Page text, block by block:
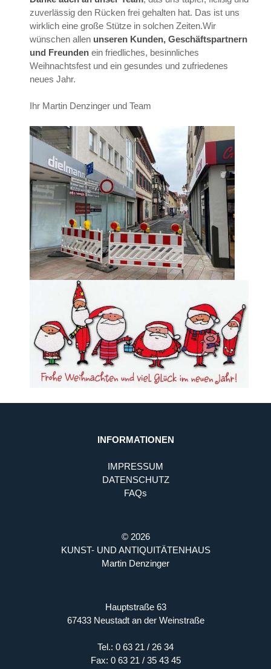
zuverlässig den Rücken frei gehalten hat. Das ist uns
wirklich eine große Stütze in solchen Zeiten.Wir
wünschen allen unseren Kunden, Geschäftspartnern
und Freunden ein friedliches, besinnliches
Weihnachtsfest und ein gesundes und zufriedenes
neues Jahr.
Ihr Martin Denzinger und Team
INFORMATIONEN
IMPRESSUM
DATENSCHUTZ
FAQs
© 2026
KUNST- UND ANTIQUITÄTENHAUS
Martin Denzinger
Hauptstraße 63
67433 Neustadt an der Weinstraße
Tel.: 0 63 21 / 26 34
Fax: 0 63 21 / 35 43 45